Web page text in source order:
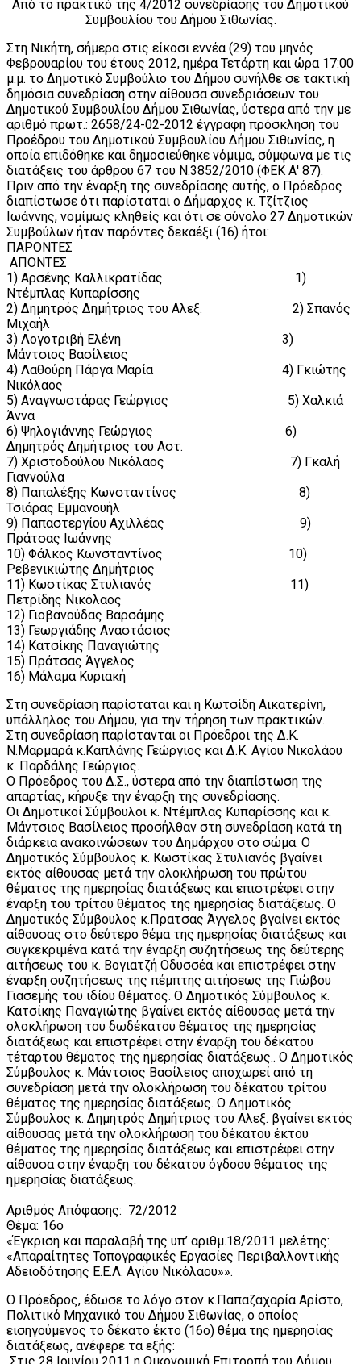
Από το πρακτικό της 4/2012 συνεδρίασης του Δημοτικού
Συμβουλίου του Δήμου Σιθωνίας.
Στη Νικήτη, σήμερα στις είκοσι εννέα (29) του μηνός
Φεβρουαρίου του έτους 2012, ημέρα Τετάρτη και ώρα 17:00
μ.μ. το Δημοτικό Συμβούλιο του Δήμου συνήλθε σε τακτική
δημόσια συνεδρίαση στην αίθουσα συνεδριάσεων του
Δημοτικού Συμβουλίου Δήμου Σιθωνίας, ύστερα από την με
αριθμό πρωτ.: 2658/24-02-2012 έγγραφη πρόσκληση του
Προέδρου του Δημοτικού Συμβουλίου Δήμου Σιθωνίας, η
οποία επιδόθηκε και δημοσιεύθηκε νόμιμα, σύμφωνα με τις
διατάξεις του άρθρου 67 του Ν.3852/2010 (ΦΕΚ Α' 87).
Πριν από την έναρξη της συνεδρίασης αυτής, ο Πρόεδρος
διαπίστωσε ότι παρίσταται ο Δήμαρχος κ. Τζίτζιος
Ιωάννης, νομίμως κληθείς και ότι σε σύνολο 27 Δημοτικών
Συμβούλων ήταν παρόντες δεκαέξι (16) ήτοι:
ΠΑΡΟΝΤΕΣ
ΑΠΟΝΤΕΣ
1) Αρσένης Καλλικρατίδας 1)
Ντέμπλας Κυπαρίσσης
2) Δημητρός Δημήτριος του Αλεξ. 2) Σπανός
Μιχαήλ
3) Λογοτριβή Ελένη 3)
Μάντσιος Βασίλειος
4) Λαθούρη Πάργα Μαρία 4) Γκιώτης
Νικόλαος
5) Αναγνωστάρας Γεώργιος 5) Χαλκιά
Άννα
6) Ψηλογιάννης Γεώργιος 6)
Δημητρός Δημήτριος του Αστ.
7) Χριστοδούλου Νικόλαος 7) Γκαλή
Γιαννούλα
8) Παπαλέξης Κωνσταντίνος 8)
Τσιάρας Εμμανουήλ
9) Παπαστεργίου Αχιλλέας 9)
Πράτσας Ιωάννης
10) Φάλκος Κωνσταντίνος 10)
Ρεβενικιώτης Δημήτριος
11) Κωστίκας Στυλιανός 11)
Πετρίδης Νικόλαος
12) Γιοβανούδας Βαρσάμης
13) Γεωργιάδης Αναστάσιος
14) Κατσίκης Παναγιώτης
15) Πράτσας Άγγελος
16) Μάλαμα Κυριακή
Στη συνεδρίαση παρίσταται και η Κωτσίδη Αικατερίνη,
υπάλληλος του Δήμου, για την τήρηση των πρακτικών.
Στη συνεδρίαση παρίστανται οι Πρόεδροι της Δ.Κ.
Ν.Μαρμαρά κ.Καπλάνης Γεώργιος και Δ.Κ. Αγίου Νικολάου
κ. Παρδάλης Γεώργιος.
Ο Πρόεδρος του Δ.Σ., ύστερα από την διαπίστωση της
απαρτίας, κήρυξε την έναρξη της συνεδρίασης.
Οι Δημοτικοί Σύμβουλοι κ. Ντέμπλας Κυπαρίσσης και κ.
Μάντσιος Βασίλειος προσήλθαν στη συνεδρίαση κατά τη
διάρκεια ανακοινώσεων του Δημάρχου στο σώμα. Ο
Δημοτικός Σύμβουλος κ. Κωστίκας Στυλιανός βγαίνει
εκτός αίθουσας μετά την ολοκλήρωση του πρώτου
θέματος της ημερησίας διατάξεως και επιστρέφει στην
έναρξη του τρίτου θέματος της ημερησίας διατάξεως. Ο
Δημοτικός Σύμβουλος κ.Πρατσας Άγγελος βγαίνει εκτός
αίθουσας στο δεύτερο θέμα της ημερησίας διατάξεως και
συγκεκριμένα κατά την έναρξη συζητήσεως της δεύτερης
αιτήσεως του κ. Βογιατζή Οδυσσέα και επιστρέφει στην
έναρξη συζητήσεως της πέμπτης αιτήσεως της Γιώβου
Γιασεμής του ιδίου θέματος. Ο Δημοτικός Σύμβουλος κ.
Κατσίκης Παναγιώτης βγαίνει εκτός αίθουσας μετά την
ολοκλήρωση του δωδέκατου θέματος της ημερησίας
διατάξεως και επιστρέφει στην έναρξη του δέκατου
τέταρτου θέματος της ημερησίας διατάξεως.. Ο Δημοτικός
Σύμβουλος κ. Μάντσιος Βασίλειος αποχωρεί από τη
συνεδρίαση μετά την ολοκλήρωση του δέκατου τρίτου
θέματος της ημερησίας διατάξεως. Ο Δημοτικός
Σύμβουλος κ. Δημητρός Δημήτριος του Αλεξ. βγαίνει εκτός
αίθουσας μετά την ολοκλήρωση του δέκατου έκτου
θέματος της ημερησίας διατάξεως και επιστρέφει στην
αίθουσα στην έναρξη του δέκατου όγδοου θέματος της
ημερησίας διατάξεως.
Αριθμός Απόφασης: 72/2012
Θέμα: 16ο
«Έγκριση και παραλαβή της υπ’ αριθμ.18/2011 μελέτης:
«Απαραίτητες Τοπογραφικές Εργασίες Περιβαλλοντικής
Αδειοδότησης Ε.Ε.Λ. Αγίου Νικόλαου»».
Ο Πρόεδρος, έδωσε το λόγο στον κ.Παπαζαχαρία Αρίστο,
Πολιτικό Μηχανικό του Δήμου Σιθωνίας, ο οποίος
εισηγούμενος το δέκατο έκτο (16ο) θέμα της ημερησίας
διατάξεως, ανέφερε τα εξής: